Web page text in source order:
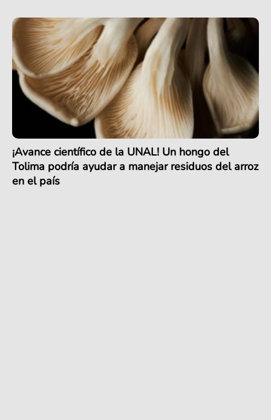
¡Avance científico de la UNAL! Un hongo del
Tolima podría ayudar a manejar residuos del arroz
en el país